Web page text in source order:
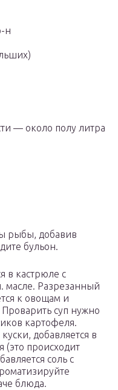
н
— около полу литра
рыбы, добавив
бульон.
в кастрюле с
масле. Разрезанный
к овощам и
суп нужно
картофеля.
добавляется в
(это происходит
соль с
блюда.